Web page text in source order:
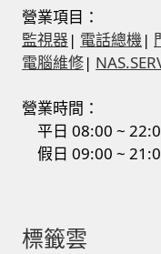
營業項目：
監視器| 電話總機|
電腦維修|
營業時間：
平日 08:00 ~
假日 09:00 ~
標籤雲